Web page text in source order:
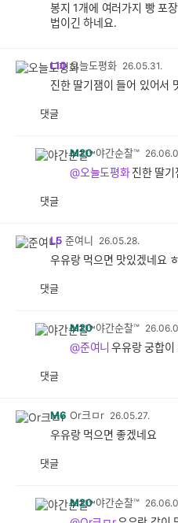
봉지 1개에 여러가지 빵 포
법이긴 하네요.
L10 오늘도평화 26.05.31.
진한 딸기잼이 들어 있어서
댓글
M20 야간순찰™
@오늘도평화진한 딸
댓글
L5 준여니 26.05.28.
우유랑 먹으면 맛있겠네요 ㅎ
댓글
M20 야간순찰™
@준여니 우유랑 궁합이
댓글
M6 Or크ㅁr 26.05.27.
우유랑 먹으면 좋겠네요
댓글
M20 야간순찰™